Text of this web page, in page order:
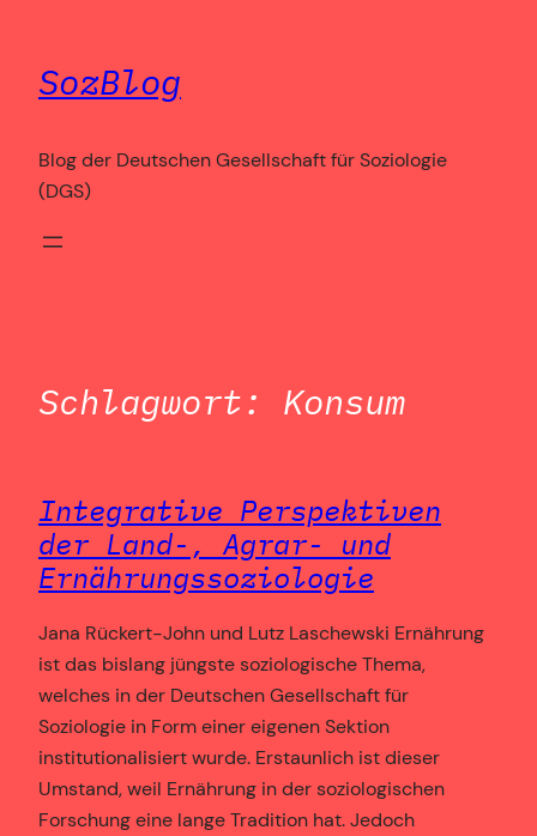
springen
SozBlog
Blog der Deutschen Gesellschaft für Soziologie
(DGS)
Schlagwort: Konsum
Integrative Perspektiven
der Land-, Agrar- und
Ernährungssoziologie
Jana Rückert-John und Lutz Laschewski Ernährung
ist das bislang jüngste soziologische Thema,
welches in der Deutschen Gesellschaft für
Soziologie in Form einer eigenen Sektion
institutionalisiert wurde. Erstaunlich ist dieser
Umstand, weil Ernährung in der soziologischen
Forschung eine lange Tradition hat. Jedoch